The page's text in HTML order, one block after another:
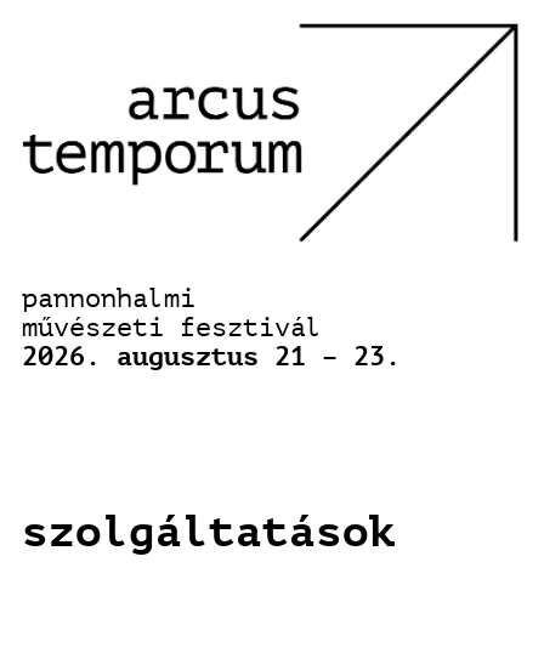
pannonhalmi
művészeti fesztivál
2026. augusztus 21 – 23.
szolgáltatások